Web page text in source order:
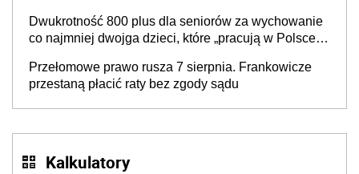
zaświadczenie z ZUS?
Dwukrotność 800 plus dla seniorów za wychowanie
co najmniej dwojga dzieci, które „pracują w Polsce i
podatków? Zapadła decyzja Sejmu
Przełomowe prawo rusza 7 sierpnia. Frankowicze
przestaną płacić raty bez zgody sądu
Kalkulatory